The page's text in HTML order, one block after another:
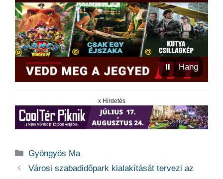
⏸ Hang
x Hirdetés
Kategória
Gyöngyös Ma
Városi szabadidőpark kialakítását tervezi az